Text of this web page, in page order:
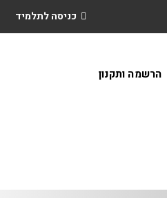
כניסה לתלמיד
הרשמה ותקנון